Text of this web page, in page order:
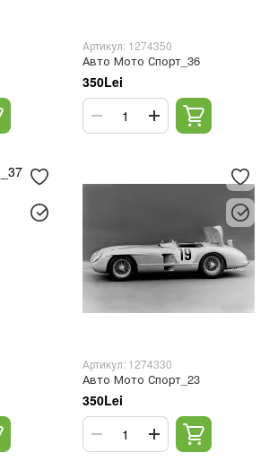
Артикул: 1274350
Авто Мото Спорт_36
350Lei
Артикул: 1274330
Авто Мото Спорт_23
350Lei